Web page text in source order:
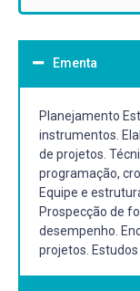
Ementa
Planejamento
instrumentos.
de projetos.
programação,
Equipe e
Prospecção de
desempenho.
projetos. Estudos